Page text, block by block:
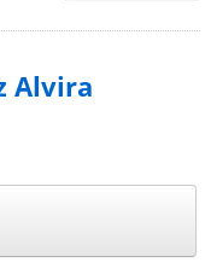
Alvira